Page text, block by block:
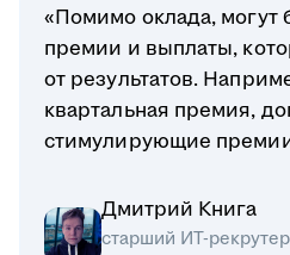
«Помимо оклада, могут
премии и выплаты,
от результатов.
квартальная премия,
стимулирующие
Дмитрий Книга
старший ИТ-